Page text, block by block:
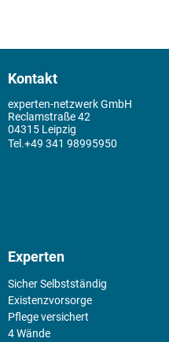
Kontakt
experten-netzwerk GmbH
Reclamstraße 42
04315 Leipzig
+49 341 98995950
Experten
Sicher Selbstständig
Existenz­vorsorge
Pflege versichert
4 Wände